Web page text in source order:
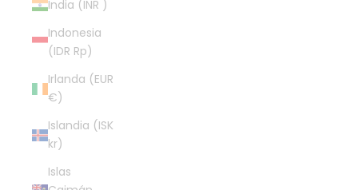
India (INR ₹)
Indonesia
(IDR Rp)
Irlanda (EUR
€)
Islandia (ISK
kr)
Islas